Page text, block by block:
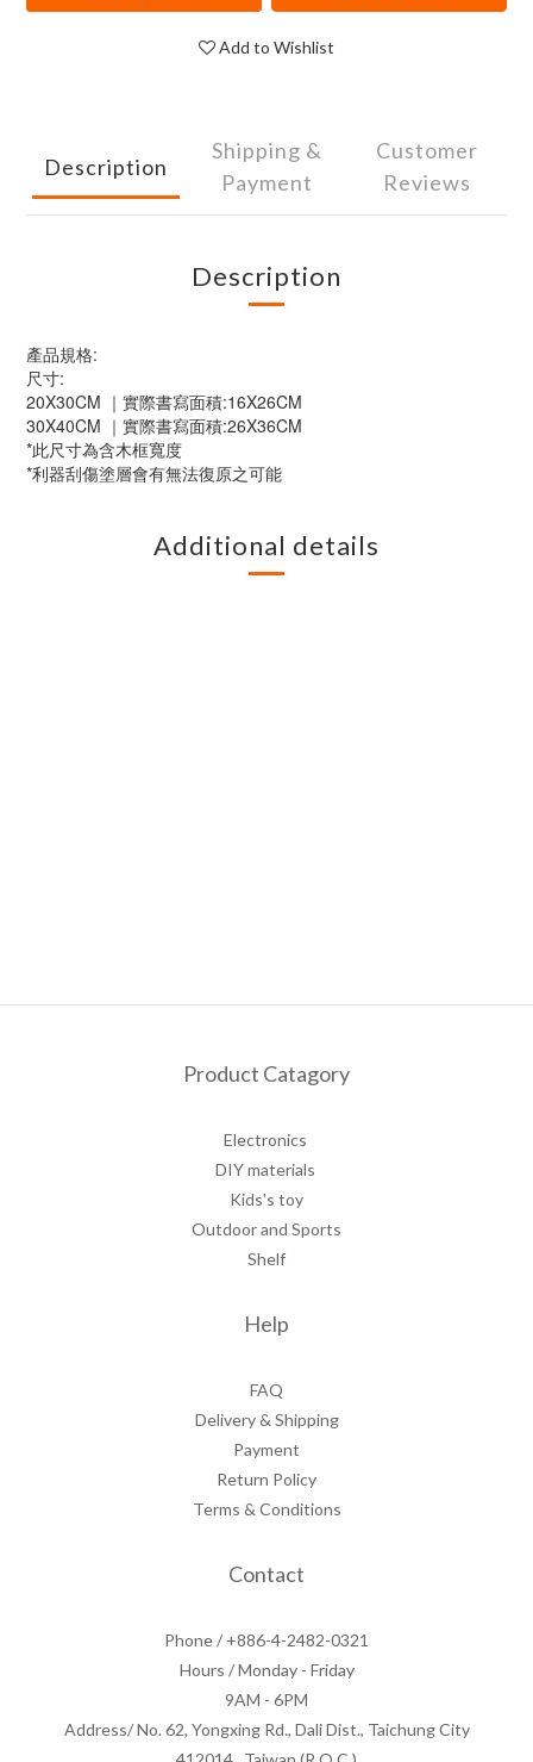
Add to Wishlist
Description
Shipping &
Payment
Customer
Reviews
Description
產品規格:
尺寸:
20X30CM ｜實際書寫面積:16X26CM
30X40CM ｜實際書寫面積:26X36CM
*此尺寸為含木框寬度
*利器刮傷塗層會有無法復原之可能
Additional details
Product Catagory
Electronics
DIY materials
Kids's toy
Outdoor and Sports
Shelf
Help
FAQ
Delivery & Shipping
Payment
Return Policy
Terms & Conditions
Contact
Phone / +886-4-2482-0321
Hours / Monday - Friday
9AM - 6PM
Address/ No. 62, Yongxing Rd., Dali Dist., Taichung City